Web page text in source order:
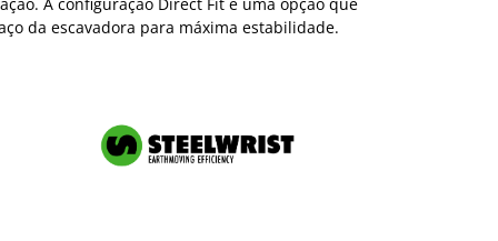
da escavadora para máxima estabilidade.